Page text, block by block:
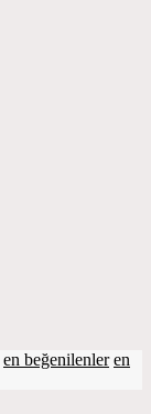
en beğenilenler en